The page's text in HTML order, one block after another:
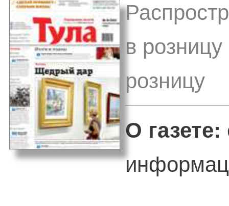
в
розницу
О газете: